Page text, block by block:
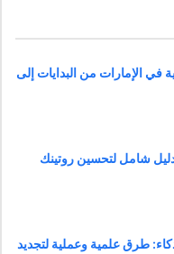
في الإمارات من البدايات إلى
شامل لتحسين روتينك
طرق علمية وعملية لتجديد